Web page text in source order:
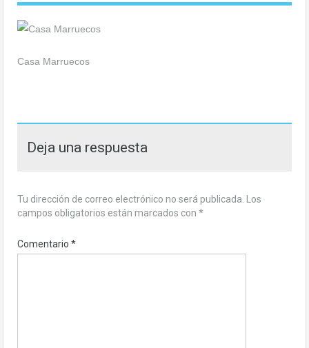
Casa Marruecos
Deja una respuesta
Tu dirección de correo electrónico no será publicada.
Los
campos obligatorios están marcados con *
Comentario *